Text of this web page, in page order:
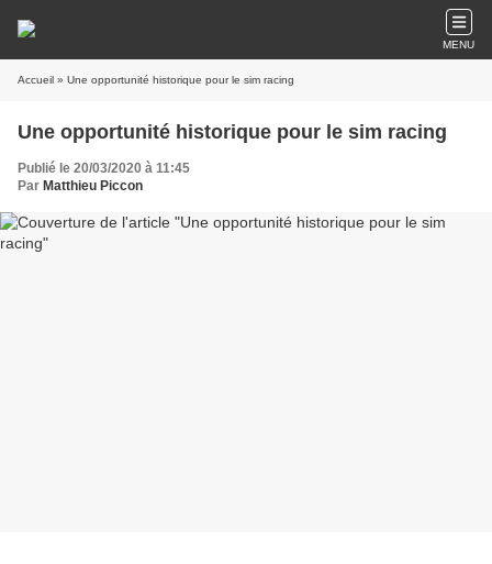
MENU
Accueil » Une opportunité historique pour le sim racing
Une opportunité historique pour le sim racing
Publié le 20/03/2020 à 11:45
Par Matthieu Piccon